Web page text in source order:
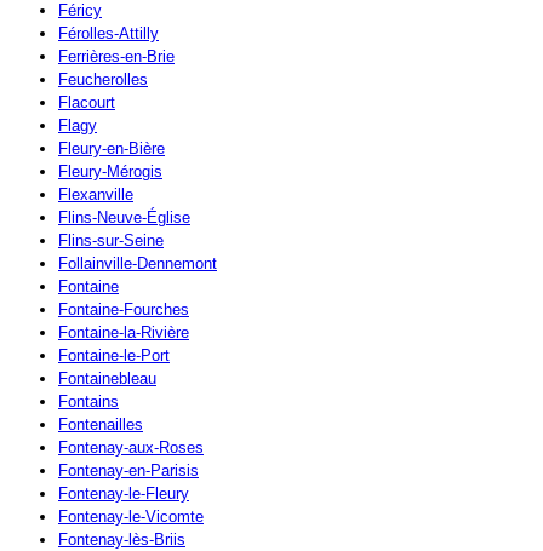
Féricy
Férolles-Attilly
Ferrières-en-Brie
Feucherolles
Flacourt
Flagy
Fleury-en-Bière
Fleury-Mérogis
Flexanville
Flins-Neuve-Église
Flins-sur-Seine
Follainville-Dennemont
Fontaine
Fontaine-Fourches
Fontaine-la-Rivière
Fontaine-le-Port
Fontainebleau
Fontains
Fontenailles
Fontenay-aux-Roses
Fontenay-en-Parisis
Fontenay-le-Fleury
Fontenay-le-Vicomte
Fontenay-lès-Briis